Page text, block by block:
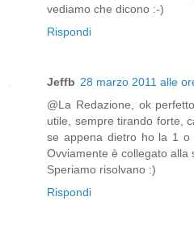
vediamo che dicono :-)
Rispondi
Jeffb 28 marzo 2011 alle
@La Redazione, ok
utile, sempre tirando forte,
se appena dietro ho la 1 o
Ovviamente è collegato alla
Speriamo risolvano :)
Rispondi